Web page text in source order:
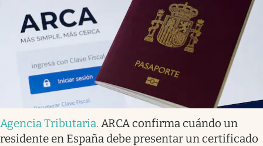
Agencia Tributaria. ARCA confirma cuándo un
residente en España debe presentar un certificado